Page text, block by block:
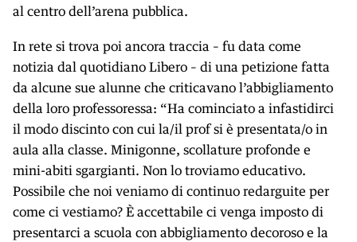
al centro dell’arena pubblica.
In rete si trova poi ancora traccia – fu data come
notizia dal quotidiano Libero – di una petizione fatta
da alcune sue alunne che criticavano l’abbigliamento
della loro professoressa: “Ha cominciato a infastidirci
il modo discinto con cui la/il prof si è presentata/o in
aula alla classe. Minigonne, scollature profonde e
mini-abiti sgargianti. Non lo troviamo educativo.
Possibile che noi veniamo di continuo redarguite per
come ci vestiamo? È accettabile ci venga imposto di
presentarci a scuola con abbigliamento decoroso e la